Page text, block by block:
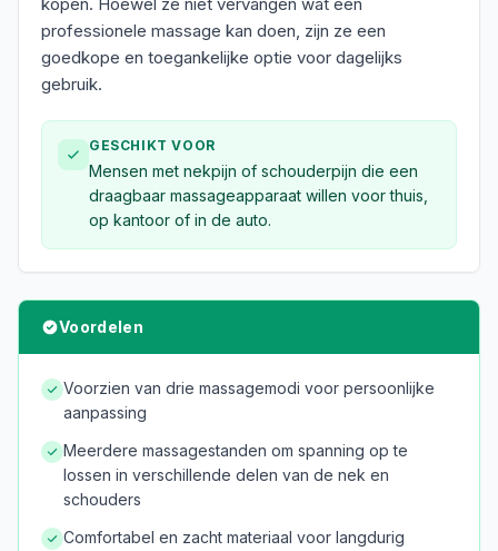
professionele massage kan doen, zijn ze een
goedkope en toegankelijke optie voor dagelijks
gebruik.
GESCHIKT VOOR
Mensen met nekpijn of schouderpijn die een
draagbaar massageapparaat willen voor thuis,
op kantoor of in de auto.
Voordelen
Voorzien van drie massagemodi voor persoonlijke
aanpassing
Meerdere massagestanden om spanning op te
lossen in verschillende delen van de nek en
schouders
Comfortabel en zacht materiaal voor langdurig